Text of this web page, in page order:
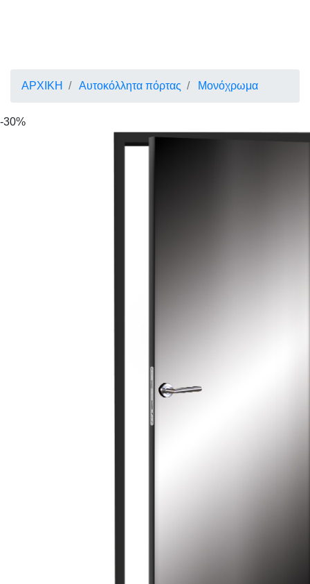
ΑΡΧΙΚΗ Αυτοκόλλητα πόρτας Μονόχρωμα
-30%